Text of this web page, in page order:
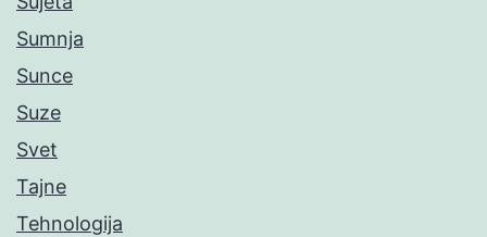
Sumnja
Sunce
Suze
Svet
Tajne
Tehnologija